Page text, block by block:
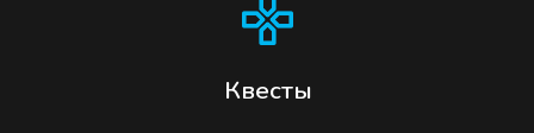
Квесты